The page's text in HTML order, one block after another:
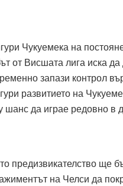
Чукуемека на
от Висшата лига иска
запази контрол
развитието на
да играе редовно в
предизвикателство ще
на Челси да